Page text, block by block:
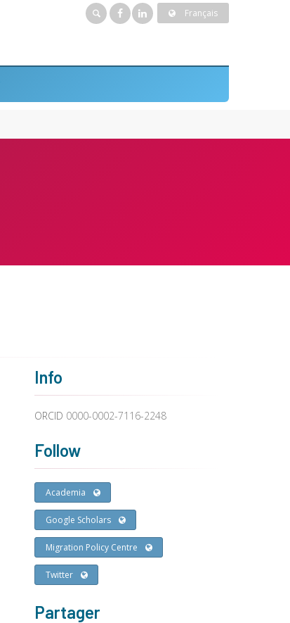
Français
Info
ORCID 0000-0002-7116-2248
Follow
Academia
Google Scholars
Migration Policy Centre
Twitter
Partager